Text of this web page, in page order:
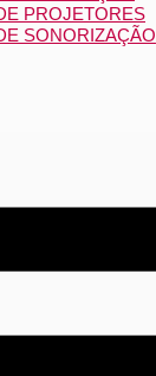
PROJETORES
SONORIZAÇÃO